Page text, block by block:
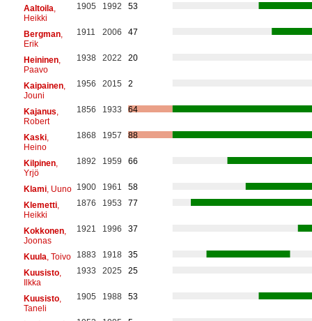
Aaltoila
Heikki
1905 1992 53
Bergman,
Erik
1911 2006 47
Heininen,
Paavo
1938 2022 20
Kaipainen,
Jouni
1956 2015 2
Kajanus
Robert
1856 1933 64
Kaski,
Heino
1868 1957 88
Kilpinen,
Yrjö
1892 1959 66
Klami, Uuno 1900 1961
58
Klemetti,
Heikki
1876 1953 77
Kokkonen,
Joonas
1921 1996 37
Kuula , Toivo 1883 1918
35
Kuusisto,
Ilkka
1933 2025 25
Kuusisto,
Taneli
1905 1988 53